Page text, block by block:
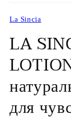
файлы
в
модальном
окне
La Sincia
LA
для